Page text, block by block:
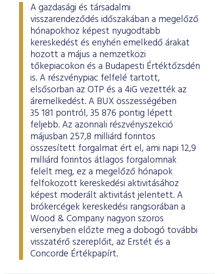
A gazdasági és társadalmi
visszarendeződés időszakában a megelőző
hónapokhoz képest nyugodtabb
kereskedést és enyhén emelkedő árakat
hozott a május a nemzetközi
tőkepiacokon és a Budapesti Értéktőzsdén
is. A részvénypiac felfelé tartott,
elsősorban az OTP és a 4iG vezették az
áremelkedést. A BUX összességében
35 181 pontról, 35 876 pontig lépett
feljebb. Az azonnali részvényszekció
májusban 257,8 milliárd forintos
összesített forgalmat ért el, ami napi 12,9
milliárd forintos átlagos forgalomnak
felelt meg, ez a megelőző hónapok
felfokozott kereskedési aktivitásához
képest moderált aktivitást jelentett. A
brókercégek kereskedési rangsorában a
Wood & Company nagyon szoros
versenyben előzte meg a dobogó további
visszatérő szereplőit, az Erstét és a
Concorde Értékpapírt.